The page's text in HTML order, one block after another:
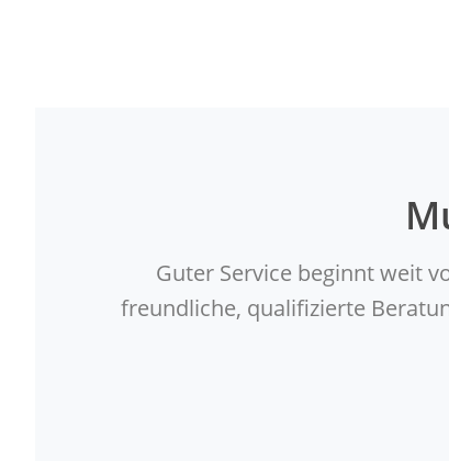
Guter Service beginnt weit
freundliche, qualifizierte